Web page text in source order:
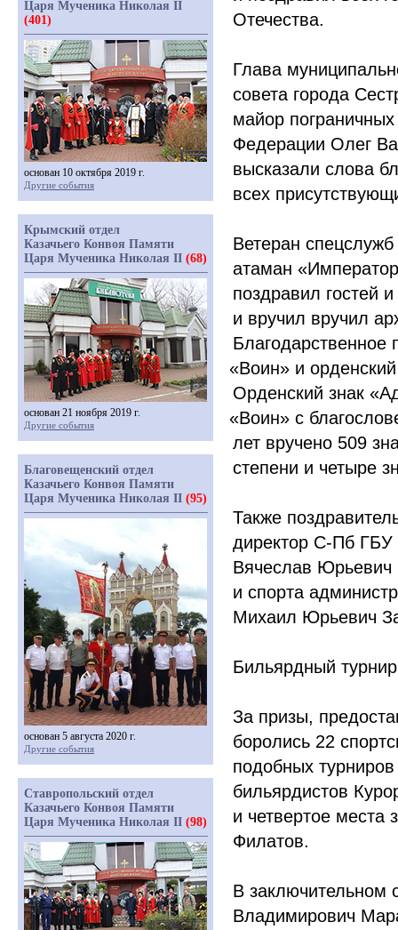
Отечества.
Глава
совета города
майор
Федерации Олег
высказали слова
всех
Ветеран
атаман
поздравил гостей
и вручил вручил
Благодарственное
«Воин» и
Орденский знак
«Воин» с
лет вручено 509
степени и четыре
Также
директор С-Пб ГБУ
Вячеслав Юрьевич
и спорта
Михаил Юрьевич
Бильярдный
За призы,
боролись 22
подобных
бильярдистов
и четвертое места
Филатов.
В заключительном
Владимирович
Царя Мученика Николая II
(401)
основан 10 октября 2019 г.
Другие события
Крымский отдел
Казачьего Конвоя Памяти
Царя Мученика Николая II (68)
основан 21 ноября 2019 г.
Другие события
Благовещенский отдел
Казачьего Конвоя Памяти
Царя Мученика Николая II (95)
основан 5 августа 2020 г.
Другие события
Ставропольский отдел
Казачьего Конвоя Памяти
Царя Мученика Николая II (98)